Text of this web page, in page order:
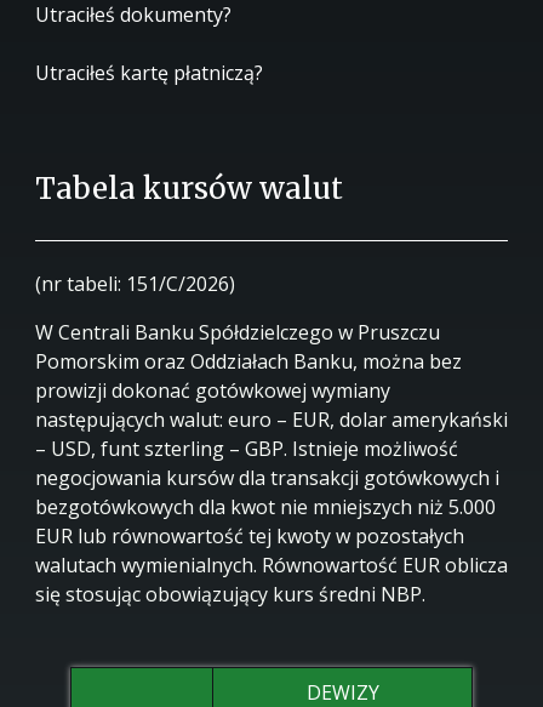
Utraciłeś dokumenty?
Utraciłeś kartę płatniczą?
Tabela kursów walut
(nr tabeli: 151/C/2026)
W Centrali Banku Spółdzielczego w Pruszczu
Pomorskim oraz Oddziałach Banku, można bez
prowizji dokonać gotówkowej wymiany
następujących walut: euro – EUR, dolar amerykański
– USD, funt szterling – GBP. Istnieje możliwość
negocjowania kursów dla transakcji gotówkowych i
bezgotówkowych dla kwot nie mniejszych niż 5.000
EUR lub równowartość tej kwoty w pozostałych
walutach wymienialnych. Równowartość EUR oblicza
się stosując obowiązujący kurs średni NBP.
DEWIZY